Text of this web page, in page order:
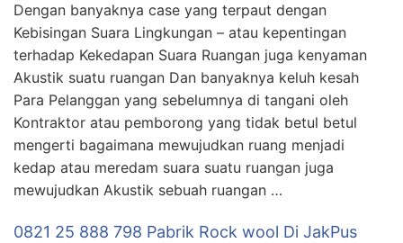
Dengan banyaknya case yang terpaut dengan
Kebisingan Suara Lingkungan – atau kepentingan
terhadap Kekedapan Suara Ruangan juga kenyaman
Akustik suatu ruangan Dan banyaknya keluh kesah
Para Pelanggan yang sebelumnya di tangani oleh
Kontraktor atau pemborong yang tidak betul betul
mengerti bagaimana mewujudkan ruang menjadi
kedap atau meredam suara suatu ruangan juga
mewujudkan Akustik sebuah ruangan …
0821 25 888 798 Pabrik Rock wool Di JakPus